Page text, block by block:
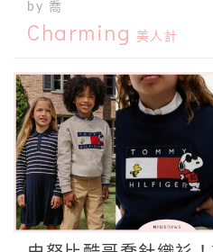
by 喬
Charming 美人計